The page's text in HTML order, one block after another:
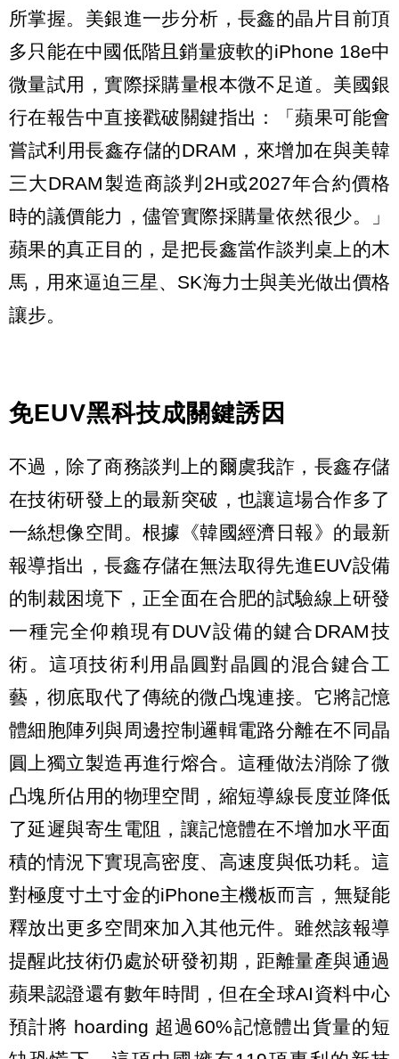
所掌握。美銀進一步分析，長鑫的晶片目前頂
多只能在中國低階且銷量疲軟的iPhone 18e中
微量試用，實際採購量根本微不足道。美國銀
行在報告中直接戳破關鍵指出：「蘋果可能會
嘗試利用長鑫存儲的DRAM，來增加在與美韓
三大DRAM製造商談判2H或2027年合約價格
時的議價能力，儘管實際採購量依然很少。」
蘋果的真正目的，是把長鑫當作談判桌上的木
馬，用來逼迫三星、SK海力士與美光做出價格
讓步。
免EUV黑科技成關鍵誘因
不過，除了商務談判上的爾虞我詐，長鑫存儲
在技術研發上的最新突破，也讓這場合作多了
一絲想像空間。根據《韓國經濟日報》的最新
報導指出，長鑫存儲在無法取得先進EUV設備
的制裁困境下，正全面在合肥的試驗線上研發
一種完全仰賴現有DUV設備的鍵合DRAM技
術。這項技術利用晶圓對晶圓的混合鍵合工
藝，彻底取代了傳統的微凸塊連接。它將記憶
體細胞陣列與周邊控制邏輯電路分離在不同晶
圓上獨立製造再進行熔合。這種做法消除了微
凸塊所佔用的物理空間，縮短導線長度並降低
了延遲與寄生電阻，讓記憶體在不增加水平面
積的情況下實現高密度、高速度與低功耗。這
對極度寸土寸金的iPhone主機板而言，無疑能
釋放出更多空間來加入其他元件。雖然該報導
提醒此技術仍處於研發初期，距離量產與通過
蘋果認證還有數年時間，但在全球AI資料中心
預計將 hoarding 超過60%記憶體出貨量的短